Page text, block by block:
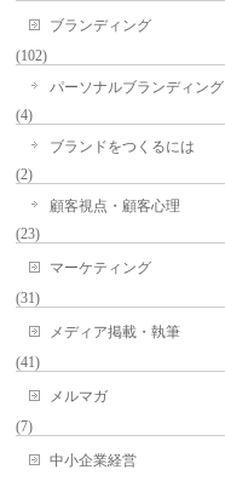
ブランディング
(102)
パーソナルブランディング
(4)
ブランドをつくるには
(2)
顧客視点・顧客心理
(23)
マーケティング
(31)
メディア掲載・執筆
(41)
メルマガ
(7)
中小企業経営